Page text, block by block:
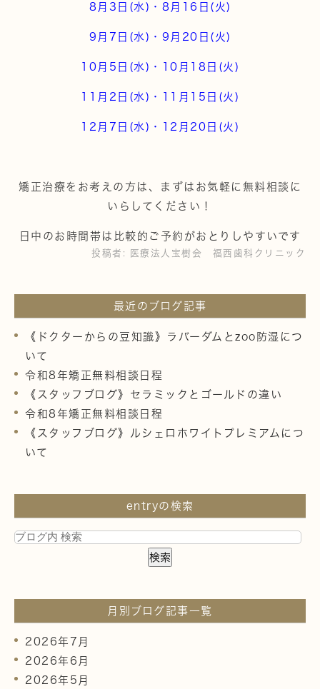
8月3日(水)・8月16日(火)
9月7日(水)・9月20日(火)
10月5日(水)・10月18日(火)
11月2日(水)・11月15日(火)
12月7日(水)・12月20日(火)
矯正治療をお考えの方は、まずはお気軽に無料相談に
いらしてください！
日中のお時間帯は比較的ご予約がおとりしやすいです
投稿者: 医療法人宝樹会 福西歯科クリニック
最近のブログ記事
《ドクターからの豆知識》ラバーダムとzoo防湿につ
いて
令和8年矯正無料相談日程
《スタッフブログ》セラミックとゴールドの違い
令和8年矯正無料相談日程
《スタッフブログ》ルシェロホワイトプレミアムにつ
いて
entryの検索
月別ブログ記事一覧
2026年7月
2026年6月
2026年5月